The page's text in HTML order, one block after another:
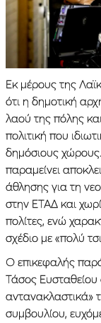
Εκ μέρους της
ότι η δημοτική
λαού της πόλης και
πολιτική που
δημόσιους
παραμείνει
άθλησης για τη
στην ΕΤΑΔ και
πολίτες, ενώ
σχέδιο με «πολύ
Ο επικεφαλής
Τάσος
αντανακλαστικά»
συμβουλίου,